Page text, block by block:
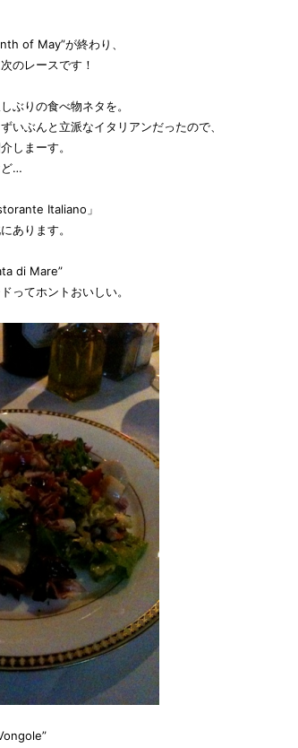
of May”が終わり、
のレースです！
ぶりの食べ物ネタを。
いぶんと立派なイタリアンだったので、
しまーす。
ど…
Italiano」
あります。
di Mare”
ってホントおいしい。